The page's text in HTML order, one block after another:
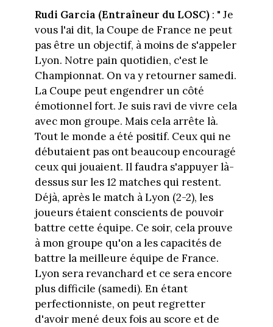
Rudi Garcia (Entraîneur du LOSC): " Je
vous l'ai dit, la Coupe de France ne peut
pas être un objectif, à moins de s'appeler
Lyon. Notre pain quotidien, c'est le
Championnat. On va y retourner samedi.
La Coupe peut engendrer un côté
émotionnel fort. Je suis ravi de vivre cela
avec mon groupe. Mais cela arrête là.
Tout le monde a été positif. Ceux qui ne
débutaient pas ont beaucoup encouragé
ceux qui jouaient. Il faudra s'appuyer là-
dessus sur les 12 matches qui restent.
Déjà, après le match à Lyon (2-2), les
joueurs étaient conscients de pouvoir
battre cette équipe. Ce soir, cela prouve
à mon groupe qu'on a les capacités de
battre la meilleure équipe de France.
Lyon sera revanchard et ce sera encore
plus difficile (samedi). En étant
perfectionniste, on peut regretter
d'avoir mené deux fois au score et de